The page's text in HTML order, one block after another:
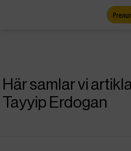
Här samlar vi
Tayyip Erdogan